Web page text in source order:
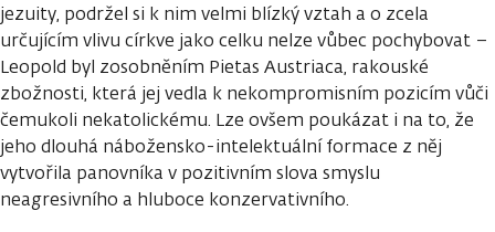
jezuity, podržel si k nim velmi blízký vztah a o zcela
určujícím vlivu církve jako celku nelze vůbec pochybovat –
Leopold byl zosobněním Pietas Austriaca, rakouské
zbožnosti, která jej vedla k nekompromisním pozicím vůči
čemukoli nekatolickému. Lze ovšem poukázat i na to, že
jeho dlouhá nábožensko-intelektuální formace z něj
vytvořila panovníka v pozitivním slova smyslu
neagresivního a hluboce konzervativního.